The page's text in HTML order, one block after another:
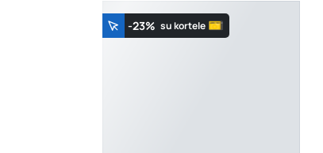
-23% su kortele